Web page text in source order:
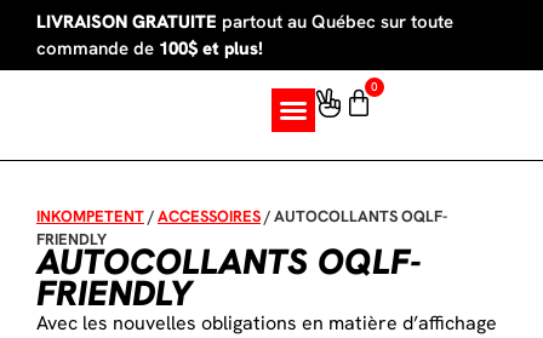
LIVRAISON GRATUITE partout au Québec sur toute
commande de 100$ et plus!
0
INKOMPETENT/ACCESSOIRES/AUTOCOLLANTS OQLF-
FRIENDLY
AUTOCOLLANTS OQLF-
FRIENDLY
Avec les nouvelles obligations en matière d’affichage